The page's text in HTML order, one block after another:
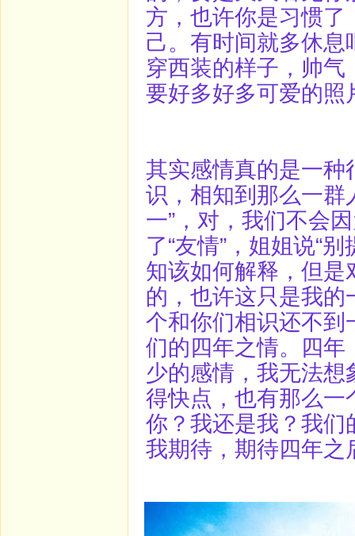
方，也许你是习惯
己。有时间就多休
穿西装的样子，帅
要好多好多可爱的
其实感情真的是一种
识，相知到那么一群
一”，对，我们不会
了“友情”，姐姐说“
知该如何解释，但
的，也许这只是我
个和你们相识还不到
们的四年之情。四年
少的感情，我无法
得快点，也有那么一
你？我还是我？我们
我期待，期待四年之